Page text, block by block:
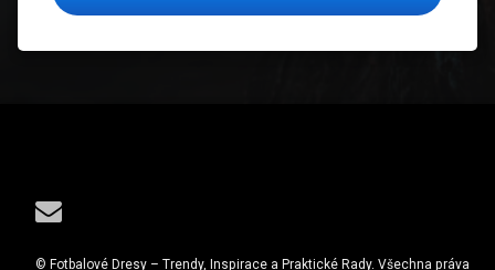
E-mail
© Fotbalové Dresy – Trendy, Inspirace a Praktické Rady. Všechna práva